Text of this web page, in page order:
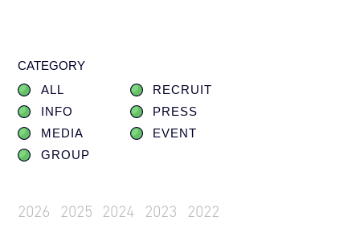
CATEGORY
ALL
RECRUIT
INFO
PRESS
MEDIA
EVENT
GROUP
2026 2025 2024 2023
2022